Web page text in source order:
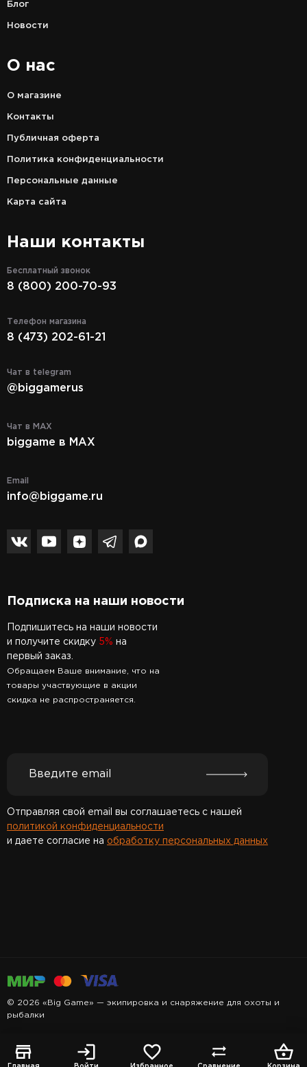
Блог
Новости
О нас
О магазине
Контакты
Публичная оферта
Политика конфиденциальности
Персональные данные
Карта сайта
Наши контакты
Бесплатный звонок
8 (800) 200-70-93
Телефон магазина
8 (473) 202-61-21
Чат в telegram
@biggamerus
Чат в MAX
biggame в MAX
Email
info@biggame.ru
Подписка на наши новости
Подпишитесь на наши новости
и получите скидку 5% на
первый заказ.
Обращаем Ваше внимание, что на
товары участвующие в акции
скидка не распространяется.
Отправляя свой email вы соглашаетесь с нашей
политикой конфиденциальности
и даете согласие на обработку персональных данных
© 2026 «Big Game» — экипировка и снаряжение для охоты и
рыбалки